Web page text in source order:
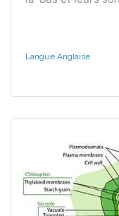
Langue Anglaise